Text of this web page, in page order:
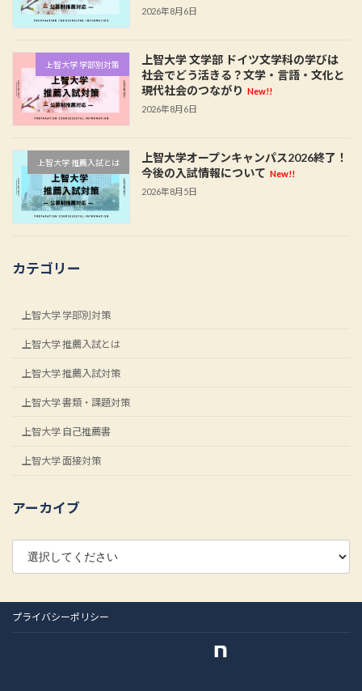
2026年8月6日
上智大学 学部別対策
上智大学 文学部 ドイツ文学科の学びは
社会でどう活きる？文学・言語・文化と
現代社会のつながり New!!
2026年8月6日
上智大学 推薦入試とは
上智大学オープンキャンパス2026終了！
今後の入試情報について New!!
2026年8月5日
カテゴリー
上智大学 学部別対策
上智大学 推薦入試とは
上智大学 推薦入試対策
上智大学 書類・課題対策
上智大学 自己推薦書
上智大学 面接対策
アーカイブ
プライバシーポリシー